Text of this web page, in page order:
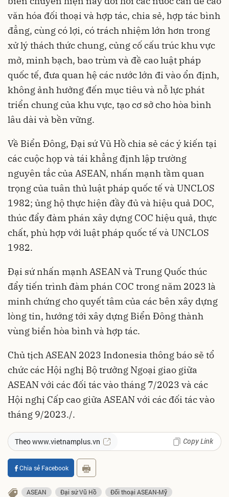
văn hóa đối thoại và hợp tác, chia sẻ, hợp tác bình
đẳng, cùng có lợi, có trách nhiệm lớn hơn trong
xử lý thách thức chung, củng cố cấu trúc khu vực
mở, minh bạch, bao trùm và đề cao luật pháp
quốc tế, đưa quan hệ các nước lớn đi vào ổn định,
không ảnh hưởng đến mục tiêu và nỗ lực phát
triển chung của khu vực, tạo cơ sở cho hòa bình
lâu dài và bền vững.
Về Biển Đông, Đại sứ Vũ Hồ chia sẻ các ý kiến tại
các cuộc họp và tái khẳng định lập trường
nguyên tắc của ASEAN, nhấn mạnh tầm quan
trọng của tuân thủ luật pháp quốc tế và UNCLOS
1982; ủng hộ thực hiện đầy đủ và hiệu quả DOC,
thúc đẩy đàm phán xây dựng COC hiệu quả, thực
chất, phù hợp với luật pháp quốc tế và UNCLOS
1982.
Đại sứ nhấn mạnh ASEAN và Trung Quốc thúc
đẩy tiến trình đàm phán COC trong năm 2023 là
minh chứng cho quyết tâm của các bên xây dựng
lòng tin, hướng tới xây dựng Biển Đông thành
vùng biển hòa bình và hợp tác.
Chủ tịch ASEAN 2023 Indonesia thông báo sẽ tổ
chức các Hội nghị Bộ trưởng Ngoại giao giữa
ASEAN với các đối tác vào tháng 7/2023 và các
Hội nghị Cấp cao giữa ASEAN với các đối tác vào
tháng 9/2023./.
Theo www.vietnamplus.vn Copy Link
Chia sẻ Facebook
ASEAN Đại sứ Vũ Hồ
Đối thoại ASEAN-Mỹ